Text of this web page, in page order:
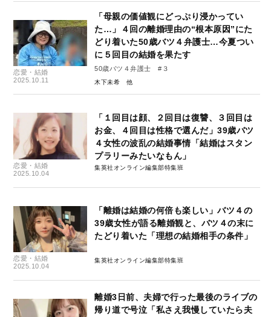
恋愛・結婚
2025.10.11
「母親の価値観にどっぷり浸かってい
た…」４回の離婚理由の“根本原因”にた
どり着いた50歳バツ４弁護士…今夏つい
に５回目の結婚を果たす
50歳バツ４弁護士 #３
木下未希
恋愛・結婚
2025.10.04
「１回目は顔、２回目は復讐、３回目は
お金、４回目は性格で選んだ」39歳バツ
４女性の波乱の結婚事情「結婚はスタン
プラリーみたいなもん」
集英社オンライン編集部特集班
恋愛・結婚
2025.10.04
「離婚は結婚の何倍も楽しい」バツ４の
39歳女性が語る離婚観と、バツ４の末に
たどり着いた「理想の結婚相手の条件」
集英社オンライン編集部特集班
離婚3日前、夫婦で行った最後のライブの
帰り道で号泣「私さえ我慢していたら夫